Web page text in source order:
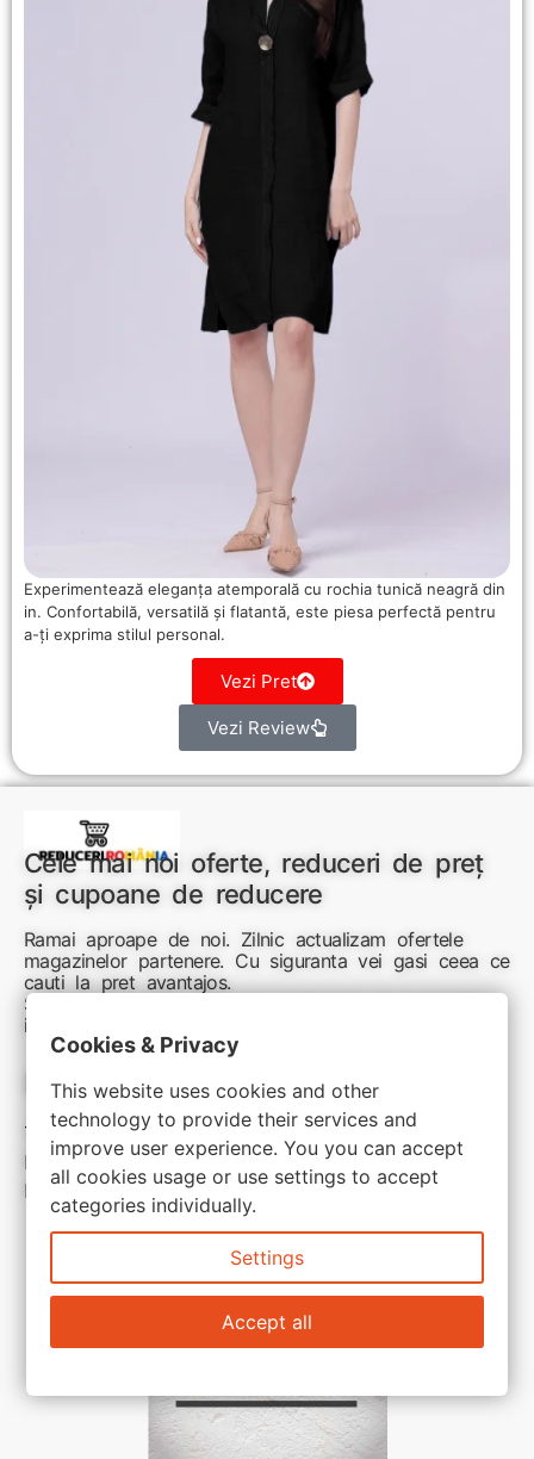
Experimentează eleganța atemporală cu rochia tunică neagră din
in. Confortabilă, versatilă și flatantă, este piesa perfectă pentru
a-ți exprima stilul personal.
Vezi Pret
Vezi Review
Cele mai noi oferte, reduceri de preț
și cupoane de reducere
Ramai aproape de noi. Zilnic actualizam ofertele
magazinelor partenere. Cu siguranta vei gasi ceea ce
cauti la pret avantajos.
Sunteti aici pentru reduceri inteligente si cumpărături
inspirate
Link-uri utile:
Termeni si conditii
Politica de confidentialitate
Politica de cookie
Cookies & Privacy
This website uses cookies and other
technology to provide their services and
improve user experience. You you can accept
all cookies usage or use settings to accept
categories individually.
Settings
Accept all